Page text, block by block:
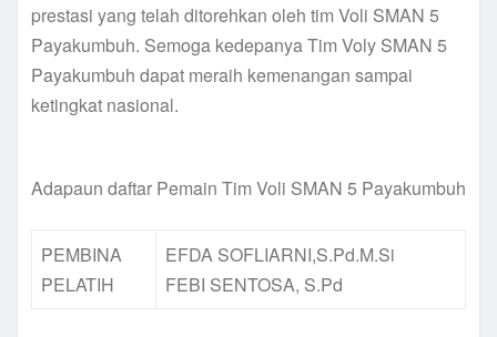
prestasi yang telah ditorehkan oleh tim Voli SMAN 5
Payakumbuh. Semoga kedepanya Tim Voly SMAN 5
Payakumbuh dapat meraih kemenangan sampai
ketingkat nasional.
Adapaun daftar Pemain Tim Voli SMAN 5 Payakumbuh
PEMBINA
PELATIH
EFDA SOFLIARNI,S.Pd.M.Si
FEBI SENTOSA, S.Pd